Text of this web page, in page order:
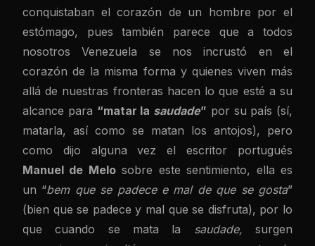
conquistaban el corazón de un hombre por el
estómago, pues también parece que a todos
nosotros Venezuela se nos incrustó en el
corazón de la misma forma y quienes viven más
allá de nuestras fronteras hacen lo que esté a su
alcance para “matar la saudade” por su país (sí,
matarla, así como se matan los antojos), pero
como dijo alguna vez el escritor portugués
Manuel de Melosobre este sentimiento, ella es
un “bem que se padece e mal de que se gosta”
(bien que se padece y mal que se disfruta), por lo
que cuando se mata la saudade,surgen